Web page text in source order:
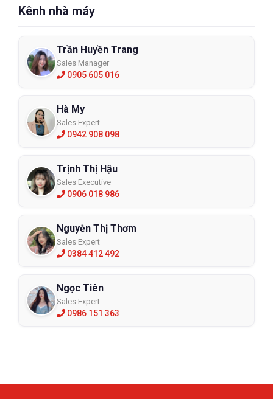
Kênh nhà máy
Trần Huyền Trang
Sales Manager
0905 605 016
Hà My
Sales Expert
0942 908 098
Trịnh Thị Hậu
Sales Executive
0906 018 986
Nguyễn Thị Thơm
Sales Expert
0384 412 492
Ngọc Tiên
Sales Expert
0986 151 363